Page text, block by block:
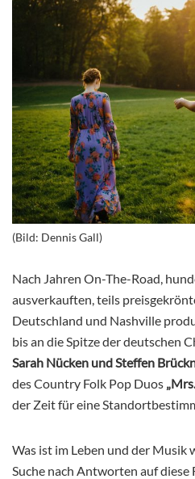
(Bild: Dennis Gall)
Nach Jahren On-The-Road,
ausverkauften, teils
Deutschland und Nashville
bis an die Spitze der deutschen
Sarah Nücken und Steffen
des Country Folk Pop Duos
der Zeit für eine
Was ist im Leben und der Musik
Suche nach Antworten auf diese